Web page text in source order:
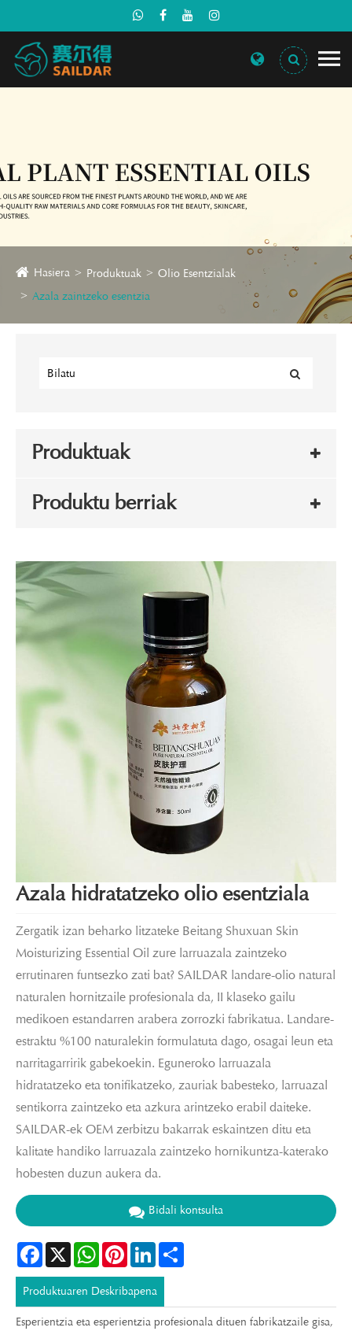
Hasiera Produktuak
Olio Esentzialak
Azala zaintzeko esentzia
Produktuak
Produktu berriak
Azala hidratatzeko olio esentziala
Zergatik izan beharko litzateke Beitang Shuxuan Skin
Moisturizing Essential Oil zure larruazala zaintzeko
errutinaren funtsezko zati bat? SAILDAR landare-olio natural
naturalen hornitzaile profesionala da, II klaseko gailu
medikoen estandarren arabera zorrozki fabrikatua. Landare-
estraktu %100 naturalekin formulatuta dago, osagai leun eta
narritagarririk gabekoekin. Eguneroko larruazala
hidratatzeko eta tonifikatzeko, zauriak babesteko, larruazal
sentikorra zaintzeko eta azkura arintzeko erabil daiteke.
SAILDAR-ek OEM zerbitzu bakarrak eskaintzen ditu eta
kalitate handiko larruazala zaintzeko hornikuntza-katerako
hobesten duzun aukera da.
Bidali kontsulta
Facebook
X WhatsAppPinterestLinkedIn
Produktuaren Deskribapena
Esperientzia eta esperientzia profesionala dituen fabrikatzaile gisa,